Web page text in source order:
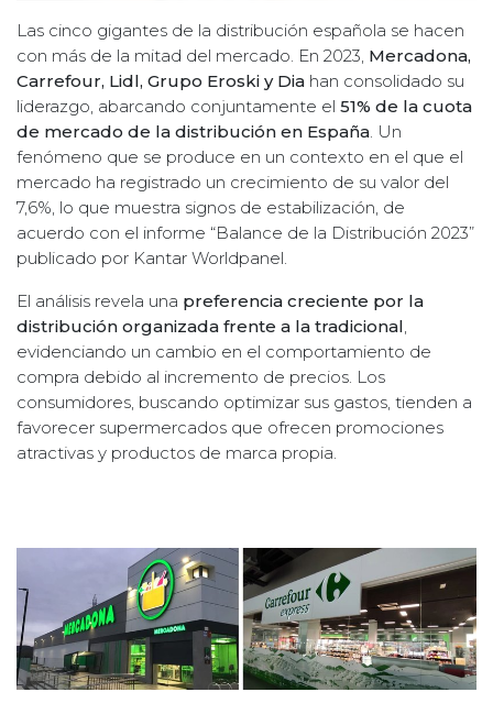
Las cinco gigantes de la distribución española se hacen
con más de la mitad del mercado. En 2023, Mercadona,
Carrefour, Lidl, Grupo Eroski y Dia han consolidado su
liderazgo, abarcando conjuntamente el 51% de la cuota
de mercado de la distribución en España . Un
fenómeno que se produce en un contexto en el que el
mercado ha registrado un crecimiento de su valor del
7,6%, lo que muestra signos de estabilización, de
acuerdo con el informe “Balance de la Distribución 2023”
publicado por Kantar Worldpanel.
El análisis revela una preferencia creciente por la
distribución organizada frente a la tradicional
evidenciando un cambio en el comportamiento de
compra debido al incremento de precios. Los
consumidores, buscando optimizar sus gastos, tienden a
favorecer supermercados que ofrecen promociones
atractivas y productos de marca propia.